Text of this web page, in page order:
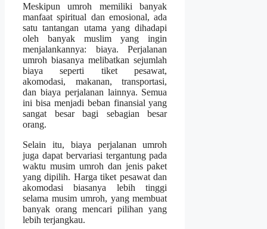
Meskipun umroh memiliki banyak
manfaat spiritual dan emosional, ada
satu tantangan utama yang dihadapi
oleh banyak muslim yang ingin
menjalankannya: biaya. Perjalanan
umroh biasanya melibatkan sejumlah
biaya seperti tiket pesawat,
akomodasi, makanan, transportasi,
dan biaya perjalanan lainnya. Semua
ini bisa menjadi beban finansial yang
sangat besar bagi sebagian besar
orang.
Selain itu, biaya perjalanan umroh
juga dapat bervariasi tergantung pada
waktu musim umroh dan jenis paket
yang dipilih. Harga tiket pesawat dan
akomodasi biasanya lebih tinggi
selama musim umroh, yang membuat
banyak orang mencari pilihan yang
lebih terjangkau.